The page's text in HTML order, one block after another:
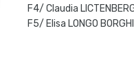
F4/ Claudia
F5/ Elisa LONGO